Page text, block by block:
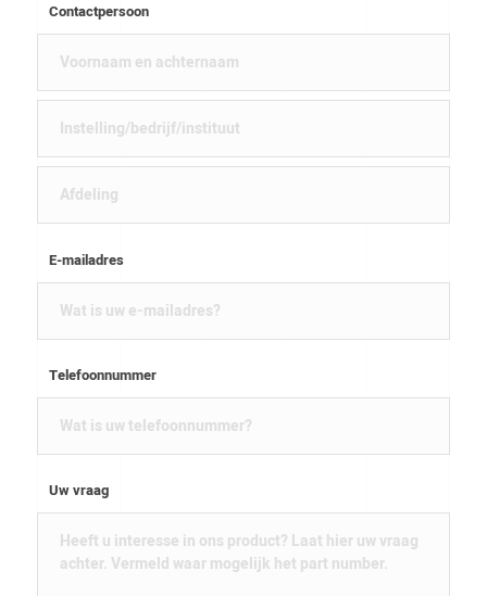
Contactpersoon
E-mailadres
Telefoonnummer
Uw vraag